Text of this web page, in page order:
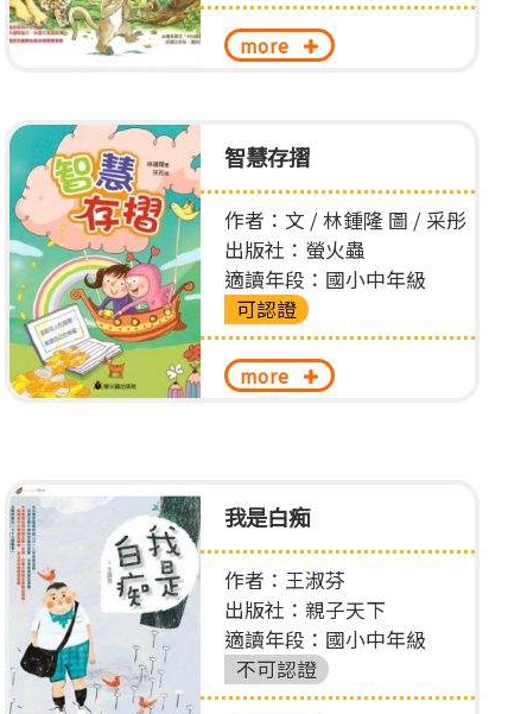
more
智慧存摺
作者：文 / 林鍾隆 圖 / 采彤
出版社：螢火蟲
適讀年段：國小中年級
可認證
more
我是白痴
作者：王淑芬
出版社：親子天下
適讀年段：國小中年級
不可認證